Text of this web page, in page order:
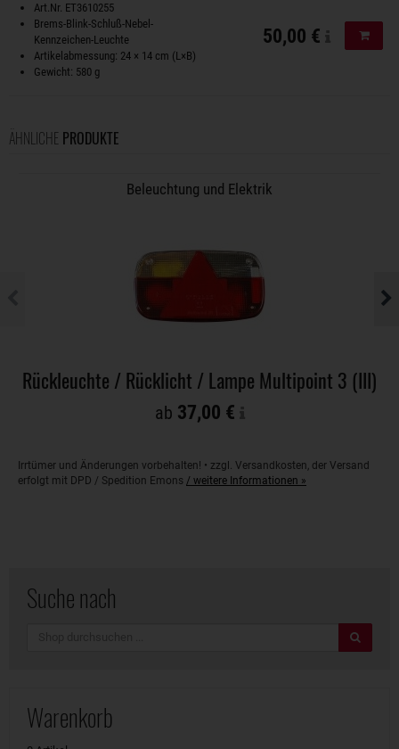
Art.Nr. ET3610255
Brems-Blink-Schluß-Nebel-
Kennzeichen-Leuchte
Artikelabmessung: 24 × 14 cm (L×B)
Gewicht: 580 g
50,00 €
ÄHNLICHE PRODUKTE
Beleuchtung und Elektrik
Rückleuchte / Rücklicht / Lampe Multipoint 3 (III)
ab 37,00 €
Irrtümer und Änderungen vorbehalten! • zzgl. Versandkosten, der Versand
erfolgt mit DPD / Spedition Emons / weitere Informationen »
Suche nach
Warenkorb